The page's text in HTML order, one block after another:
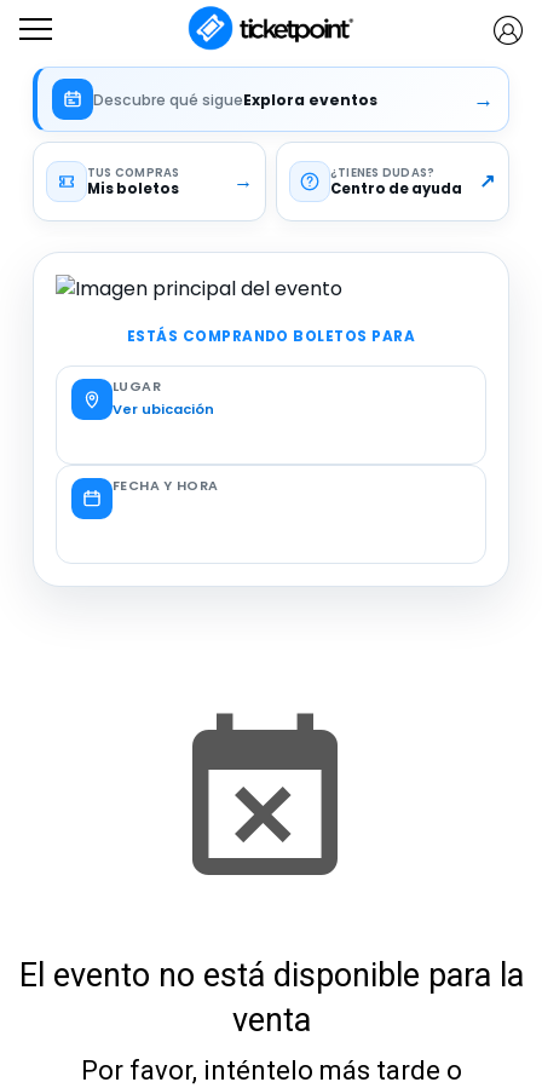
Descubre qué sigueExplora eventos →
TUS COMPRAS
Mis boletos → ¿TIENES DUDAS
Centro de ayuda ↗
ESTÁS COMPRANDO BOLETOS PARA
LUGAR
Ver ubicación
FECHA Y HORA
El evento no está disponible para la
venta
Por favor, inténtelo más tarde o